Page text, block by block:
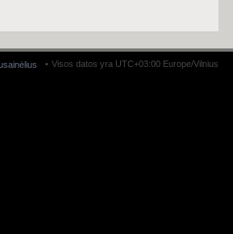
Visos datos yra UTC+03:00 Europe/Vilnius